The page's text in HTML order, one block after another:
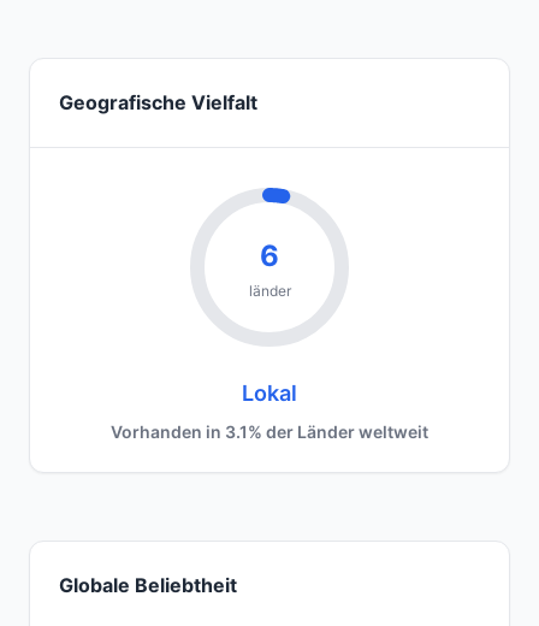
Geografische Vielfalt
6
länder
Lokal
Vorhanden in 3.1% der Länder weltweit
Globale Beliebtheit